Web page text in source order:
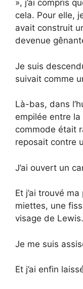
», j’ai compris
cela. Pour elle,
avait construit
devenue
Je suis
suivait comme
Là-bas, dans
empilée entre
commode était
reposait contre
J’ai ouvert un
Et j’ai trouvé
miettes, une
visage de Lewis.
Je me suis
Et j’ai enfin